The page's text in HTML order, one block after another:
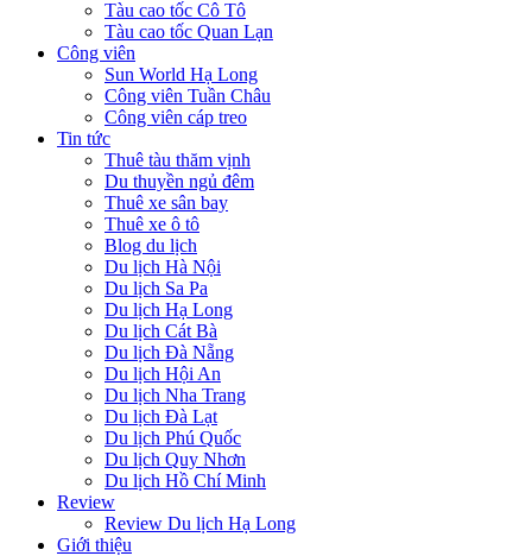
Tàu cao tốc Cô Tô
Tàu cao tốc Quan Lạn
Công viên
Sun World Hạ Long
Công viên Tuần Châu
Công viên cáp treo
Tin tức
Thuê tàu thăm vịnh
Du thuyền ngủ đêm
Thuê xe sân bay
Thuê xe ô tô
Blog du lịch
Du lịch Hà Nội
Du lịch Sa Pa
Du lịch Hạ Long
Du lịch Cát Bà
Du lịch Đà Nẵng
Du lịch Hội An
Du lịch Nha Trang
Du lịch Đà Lạt
Du lịch Phú Quốc
Du lịch Quy Nhơn
Du lịch Hồ Chí Minh
Review
Review Du lịch Hạ Long
Giới thiệu